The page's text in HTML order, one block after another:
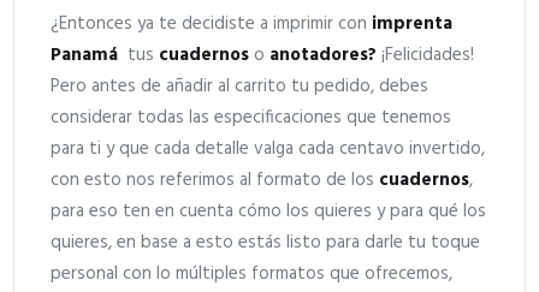
¿Entonces ya te decidiste a imprimir con imprenta
Panamá tus cuadernos o anotadores?¡Felicidades!
Pero antes de añadir al carrito tu pedido, debes
considerar todas las especificaciones que tenemos
para ti y que cada detalle valga cada centavo invertido,
con esto nos referimos al formato de los cuadernos,
para eso ten en cuenta cómo los quieres y para qué los
quieres, en base a esto estás listo para darle tu toque
personal con lo múltiples formatos que ofrecemos,